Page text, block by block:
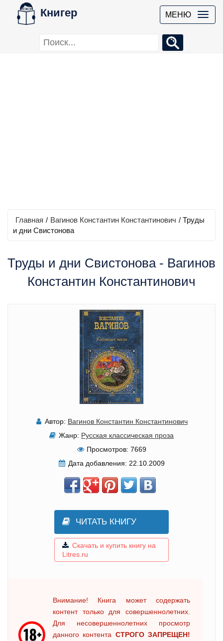
Книгер МЕНЮ
Главная / Вагинов Константин Константинович / Труды
и дни Свистонова
Труды и дни Свистонова - Вагинов
Константин Константинович
Автор: Вагинов Константин Константинович
Жанр: Русская классическая проза
Просмотров: 7669
Дата добавления: 22.10.2009
ЧИТАТЬ КНИГУ
Скачать и купить книгу на
Litres.ru
Внимание! Книга может содержать
контент только для совершеннолетних.
Для несовершеннолетних просмотр
данного контента СТРОГО ЗАПРЕЩЕН!